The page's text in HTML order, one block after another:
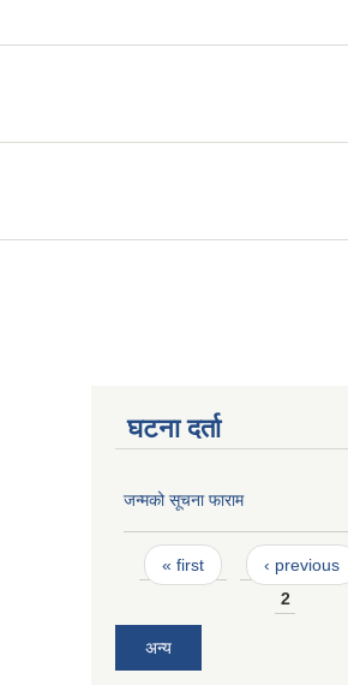
घटना दर्ता
जन्मको सूचना फाराम
Pages
« first
‹ previous
2
अन्य